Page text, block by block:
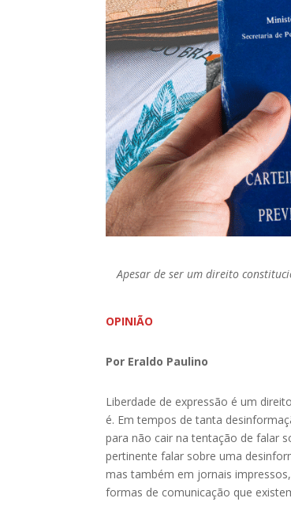
Apesar de ser um direito
OPINIÃO
Por Eraldo Paulino
Liberdade de expressão é um
é. Em tempos de tanta
para não cair na tentação de falar
pertinente falar sobre uma
mas também em jornais
formas de comunicação que